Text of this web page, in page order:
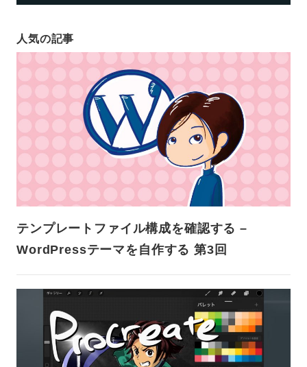
人気の記事
テンプレートファイル構成を確認する –
WordPressテーマを自作する 第3回